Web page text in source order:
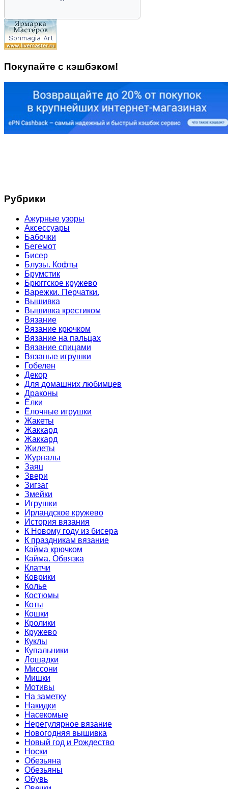
Покупайте с кэшбэком!
Рубрики
Ажурные узоры
Аксессуары
Бабочки
Бегемот
Бисер
Блузы. Кофты
Брумстик
Брюггское кружево
Варежки. Перчатки.
Вышивка
Вышивка крестиком
Вязание
Вязание крючком
Вязание на пальцах
Вязание спицами
Вязаные игрушки
Гобелен
Декор
Для домашних любимцев
Драконы
Ёлки
Ёлочные игрушки
Жакеты
Жаккард
Жаккард
Жилеты
Журналы
Заяц
Звери
Зигзаг
Змейки
Игрушки
Ирландское кружево
История вязания
К Новому году из бисера
К праздникам вязание
Кайма крючком
Кайма. Обвязка
Клатчи
Коврики
Колье
Костюмы
Коты
Кошки
Кролики
Кружево
Куклы
Купальники
Лошадки
Миссони
Мишки
Мотивы
На заметку
Накидки
Насекомые
Нерегулярное вязание
Новогодняя вышивка
Новый год и Рождество
Носки
Обезьяна
Обезьяны
Обувь